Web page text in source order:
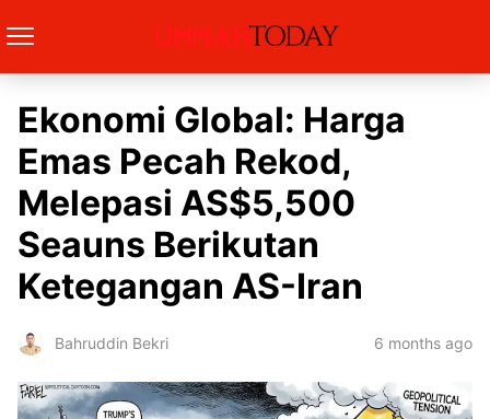
Ekonomi Global: Harga
Emas Pecah Rekod,
Melepasi AS$5,500
Seauns Berikutan
Ketegangan AS-Iran
Bahruddin Bekri 6 months ago